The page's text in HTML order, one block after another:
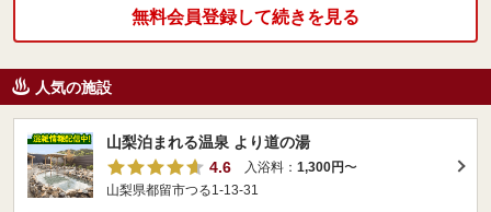
無料会員登録して続きを見る
人気の施設
山梨泊まれる温泉 より道の湯
4.6
入浴料： 1,300円〜
山梨県都留市つる1-13-31